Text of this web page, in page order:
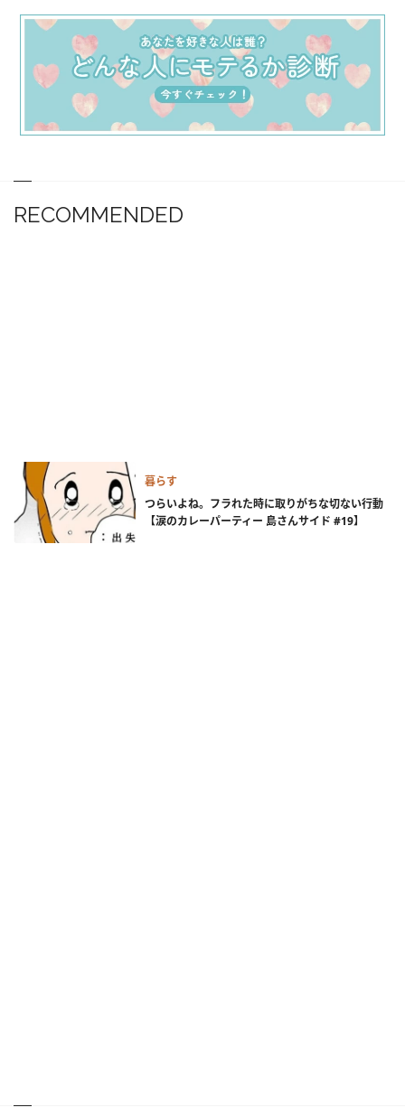
RECOMMENDED
暮らす
つらいよね。フラれた時に取りがちな切ない行動
【涙のカレーパーティー 島さんサイド #19】